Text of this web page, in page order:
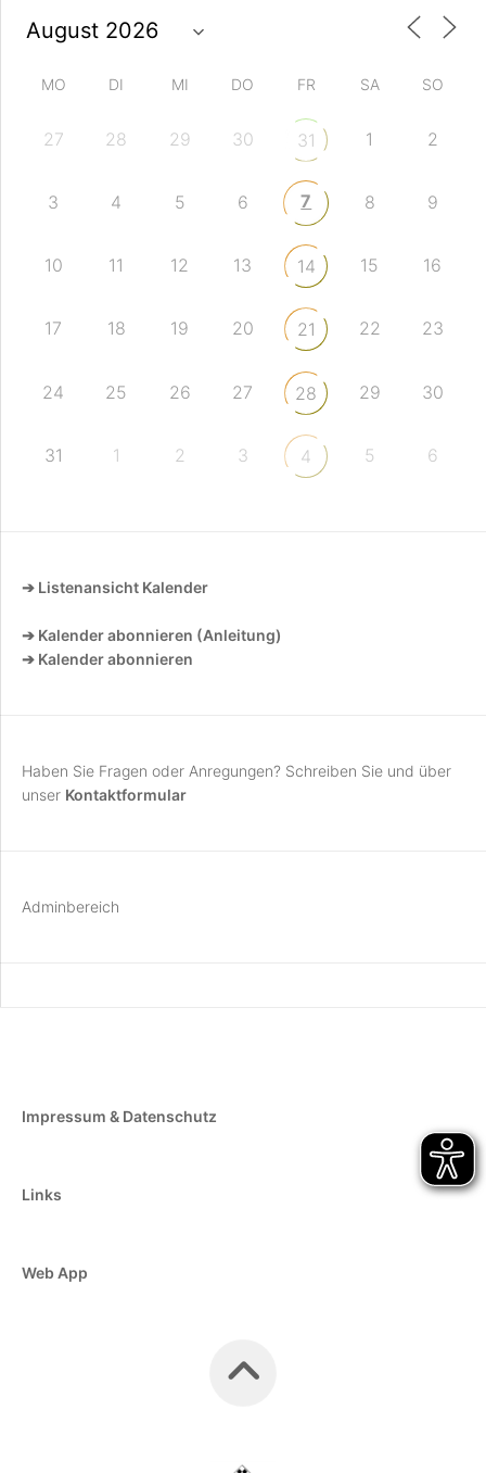
MO DI MI DO FR SA SO
27 28 29 30 31 1 2
3 4 5 6 7 8 9
10 11 12 13 14 15 16
17 18 19 20 21 22 23
24 25 26 27 28 29 30
31 1 2 3 4 5 6
➔ Listenansicht Kalender
➔ Kalender abonnieren (Anleitung)
➔ Kalender abonnieren
Haben Sie Fragen oder Anregungen? Schreiben Sie und über
unser Kontaktformular
Adminbereich
Impressum & Datenschutz
Links
Web App